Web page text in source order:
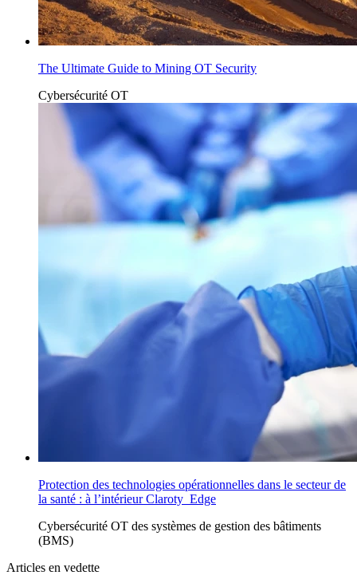
The Ultimate Guide to Mining OT Security
Cybersécurité OT
Protection des technologies opérationnelles dans le secteur de
la santé : à l’intérieur Claroty Edge
Cybersécurité OT des systèmes de gestion des bâtiments
(BMS)
Articles en vedette